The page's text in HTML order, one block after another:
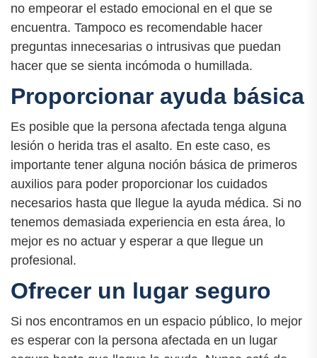
no empeorar el estado emocional en el que se
encuentra. Tampoco es recomendable hacer
preguntas innecesarias o intrusivas que puedan
hacer que se sienta incómoda o humillada.
Proporcionar ayuda básica
Es posible que la persona afectada tenga alguna
lesión o herida tras el asalto. En este caso, es
importante tener alguna noción básica de primeros
auxilios para poder proporcionar los cuidados
necesarios hasta que llegue la ayuda médica. Si no
tenemos demasiada experiencia en esta área, lo
mejor es no actuar y esperar a que llegue un
profesional.
Ofrecer un lugar seguro
Si nos encontramos en un espacio público, lo mejor
es esperar con la persona afectada en un lugar